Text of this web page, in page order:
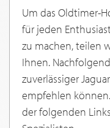
Um das Oldtimer-
für jeden
zu machen, teilen
Ihnen.
zuverlässiger
empfehlen
der folgenden